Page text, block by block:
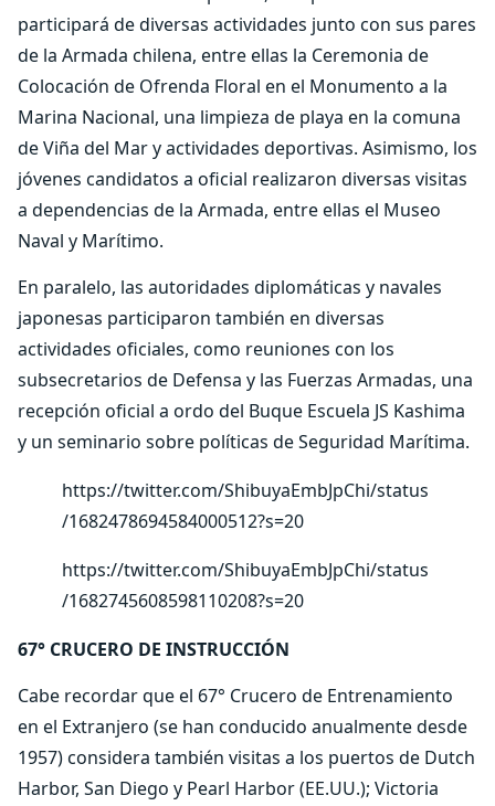
participará de diversas actividades junto con sus pares
de la Armada chilena, entre ellas la Ceremonia de
Colocación de Ofrenda Floral en el Monumento a la
Marina Nacional, una limpieza de playa en la comuna
de Viña del Mar y actividades deportivas. Asimismo, los
jóvenes candidatos a oficial realizaron diversas visitas
a dependencias de la Armada, entre ellas el Museo
Naval y Marítimo.
En paralelo, las autoridades diplomáticas y navales
japonesas participaron también en diversas
actividades oficiales, como reuniones con los
subsecretarios de Defensa y las Fuerzas Armadas, una
recepción oficial a ordo del Buque Escuela JS Kashima
y un seminario sobre políticas de Seguridad Marítima.
https://twitter.com/ShibuyaEmbJpChi/status
/1682478694584000512?s=20
https://twitter.com/ShibuyaEmbJpChi/status
/1682745608598110208?s=20
67° CRUCERO DE INSTRUCCIÓN
Cabe recordar que el 67° Crucero de Entrenamiento
en el Extranjero (se han conducido anualmente desde
1957) considera también visitas a los puertos de Dutch
Harbor, San Diego y Pearl Harbor (EE.UU.); Victoria